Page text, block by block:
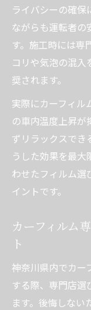
選択
断熱カ
法
カーフ
ぐ
カーフ
プ
価格と品質
カーフ
イント
安いだ
見積も
質
ライバシーの確保
ながらも運転者の
す。施工時には専
コリや気泡の混
奨されます。
実際にカーフィル
の車内温度上昇が
ずリラックスでき
うした効果を最
わせたフィルム選
イントです。
カーフィルム
ト
神奈川県内でカー
する際、専門店選
ます。後悔しない